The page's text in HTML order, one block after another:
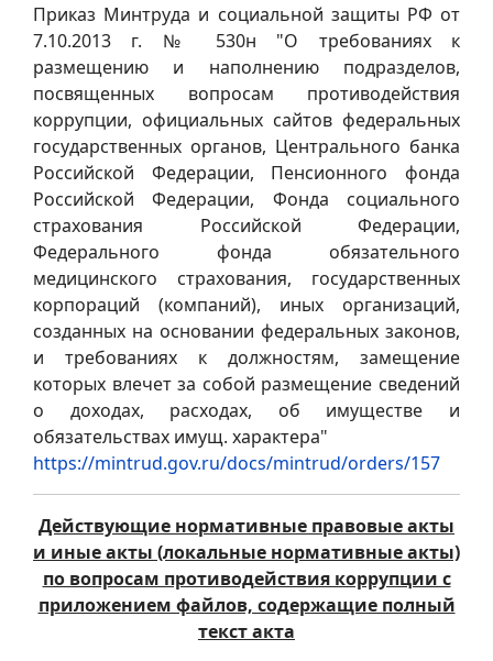
Приказ Минтруда и социальной защиты РФ от
7.10.2013 г. № 530н "О требованиях к
размещению и наполнению подразделов,
посвященных вопросам противодействия
коррупции, официальных сайтов федеральных
государственных органов, Центрального банка
Российской Федерации, Пенсионного фонда
Российской Федерации, Фонда социального
страхования Российской Федерации,
Федерального фонда обязательного
медицинского страхования, государственных
корпораций (компаний), иных организаций,
созданных на основании федеральных законов,
и требованиях к должностям, замещение
которых влечет за собой размещение сведений
о доходах, расходах, об имуществе и
обязательствах имущ. характера"
https://mintrud.gov.ru/docs/mintrud/orders/157
Действующие нормативные правовые акты
и иные акты (локальные нормативные акты)
по вопросам противодействия коррупции с
приложением файлов, содержащие полный
текст акта